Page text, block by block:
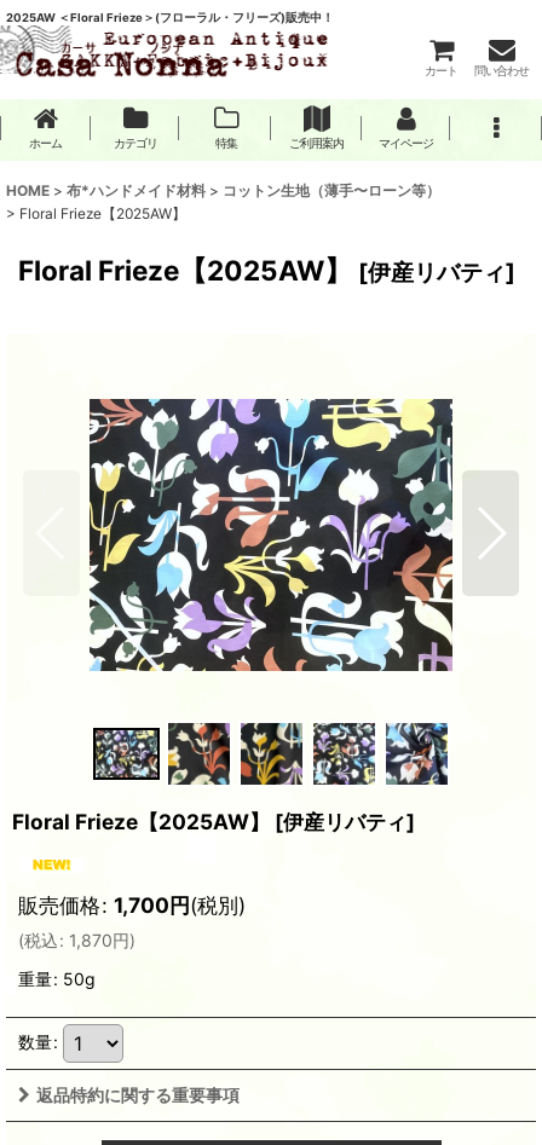
2025AW ＜Floral Frieze＞(フローラル・フリーズ)販売中！
カート 問い合わせ
ホーム カテゴリ 特集 ご利用案内 マイページ
HOME > 布*ハンドメイド材料 > コットン生地（薄手〜ローン等）
> Floral Frieze【2025AW】
Floral Frieze【2025AW】 [伊産リバティ]
Floral Frieze【2025AW】 [伊産リバティ]
販売価格: 1,700円(税別)
(税込: 1,870円)
重量: 50g
数量:
返品特約に関する重要事項